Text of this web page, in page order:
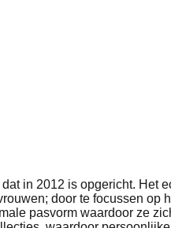
in 2012 is opgericht. Het
door te focussen
pasvorm waardoor ze